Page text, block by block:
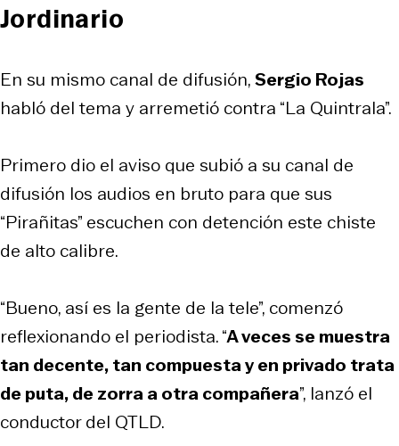
Jordinario
En su mismo canal de difusión,Sergio Rojas
habló del tema y arremetió contra “La Quintrala”.
Primero dio el aviso que subió a su canal de
difusión los audios en bruto para que sus
“Pirañitas” escuchen con detención este chiste
de alto calibre.
“Bueno, así es la gente de la tele”, comenzó
reflexionando el periodista. “A veces se muestra
tan decente, tan compuesta y en privado trata
de puta, de zorra a otra compañera”, lanzó el
conductor del QTLD.